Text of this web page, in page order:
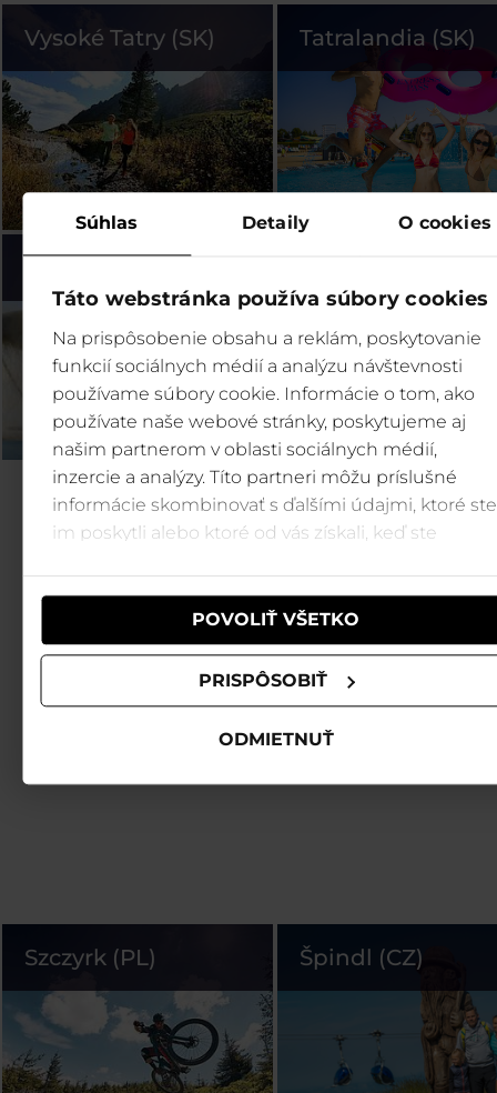
Súhlas Detaily O cookies
Táto webstránka používa súbory cookies
Na prispôsobenie obsahu a reklám, poskytovanie
funkcií sociálnych médií a analýzu návštevnosti
používame súbory cookie. Informácie o tom, ako
používate naše webové stránky, poskytujeme aj
našim partnerom v oblasti sociálnych médií,
inzercie a analýzy. Títo partneri môžu príslušné
informácie skombinovať s ďalšími údajmi, ktoré ste
im poskytli alebo ktoré od vás získali, keď ste
POVOLIŤ VŠETKO
PRISPÔSOBIŤ
ODMIETNUŤ
Vysoké Tatry (SK) Tatralandia (SK)
Szczyrk (PL) Špindl (CZ)